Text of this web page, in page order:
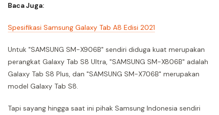
Baca Juga:
Spesifikasi Samsung Galaxy Tab A8 Edisi 2021
Untuk "SAMSUNG SM-X906B" sendiri diduga kuat merupakan
perangkat Galaxy Tab S8 Ultra, "SAMSUNG SM-X806B" adalah
Galaxy Tab S8 Plus, dan "SAMSUNG SM-X706B" merupakan
model Galaxy Tab S8.
Tapi sayang hingga saat ini pihak Samsung Indonesia sendiri